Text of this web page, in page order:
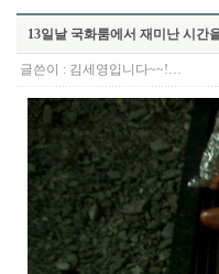
13일날 국화룸에서 재미난 시간
글쓴이 : 김세영입니다~~!…